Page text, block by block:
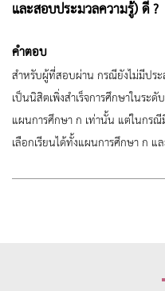
และสอบประมวลความรู้) ดี ?
คำตอบ
สำหรับผู้ที่สอบผ่าน กรณียังไม่มีปร
เป็นนิสิตเพิ่งสำเร็จการศึกษาในร
แผนการศึกษา ก เท่านั้น แต่ในกร
เลือกเรียนได้ทั้งแผนการศึกษา ก แ